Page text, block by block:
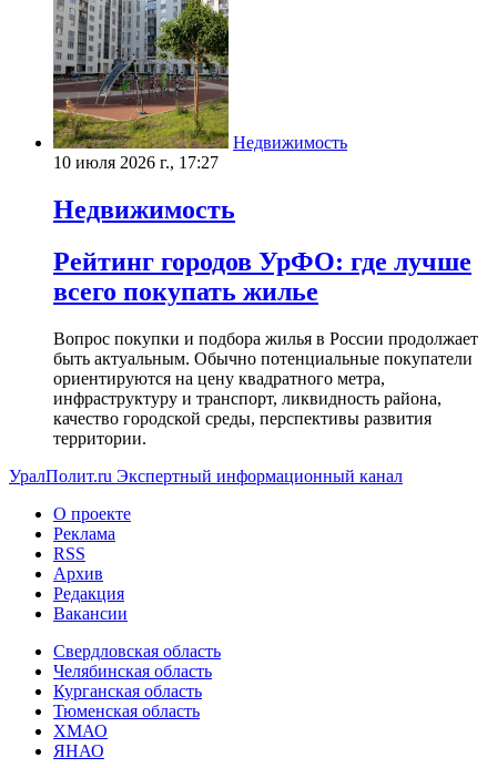
Недвижимость
10 июля 2026 г., 17:27
Недвижимость
Рейтинг городов УрФО: где лучше
всего покупать жилье
Вопрос покупки и подбора жилья в России продолжает
быть актуальным. Обычно потенциальные покупатели
ориентируются на цену квадратного метра,
инфраструктуру и транспорт, ликвидность района,
качество городской среды, перспективы развития
территории.
УралПолит.ru Экспертный информационный канал
О проекте
Реклама
RSS
Архив
Редакция
Вакансии
Свердловская область
Челябинская область
Курганская область
Тюменская область
ХМАО
ЯНАО